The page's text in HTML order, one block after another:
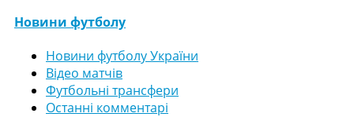
Новини футболу
Новини футболу України
Відео матчів
Футбольні трансфери
Останні комментарі